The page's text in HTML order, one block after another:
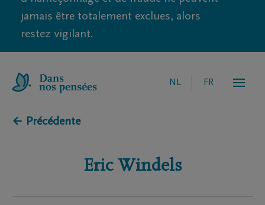
jamais être totalement exclues, alors
restez vigilant.
NL FR
← Précédente
Eric Windels